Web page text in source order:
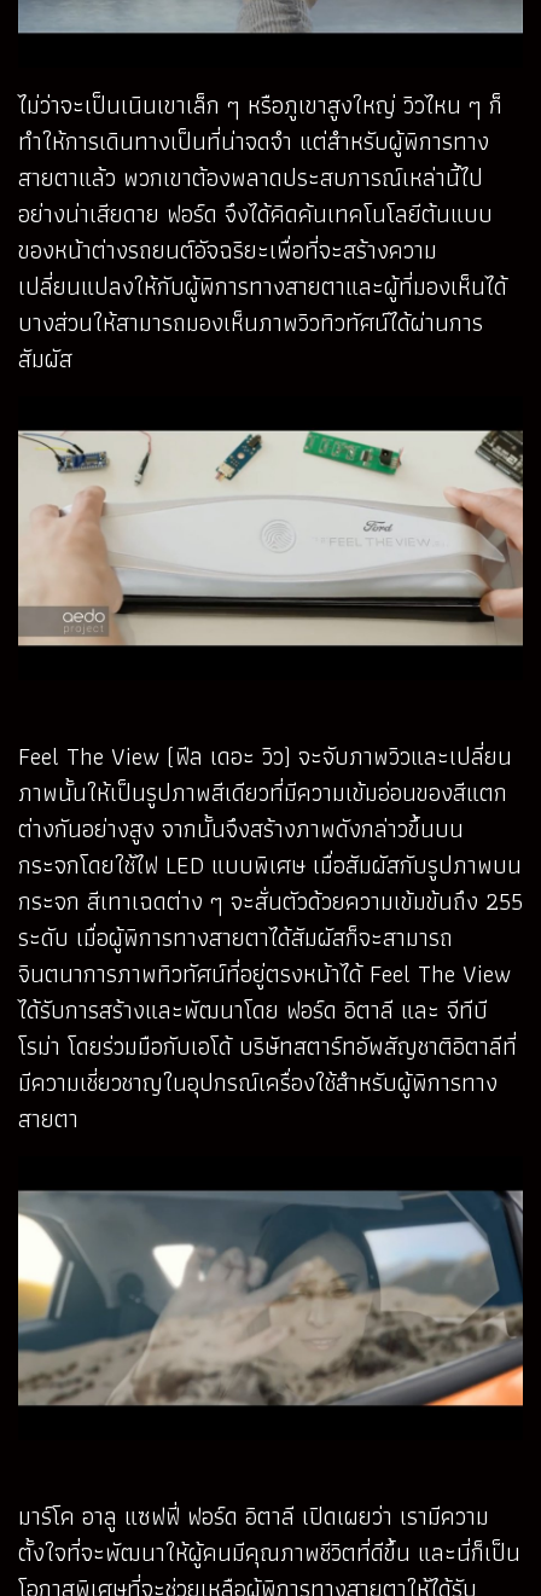
ไม่ว่าจะเป็นเนินเขาเล็ก ๆ หรือภูเขาสูงใหญ่ วิวไหน ๆ ก็
ทำให้การเดินทางเป็นที่น่าจดจำ แต่สำหรับผู้พิการทาง
สายตาแล้ว พวกเขาต้องพลาดประสบการณ์เหล่านี้ไป
อย่างน่าเสียดาย ฟอร์ด จึงได้คิดค้นเทคโนโลยีต้นแบบ
ของหน้าต่างรถยนต์อัจฉริยะเพื่อที่จะสร้างความ
เปลี่ยนแปลงให้กับผู้พิการทางสายตาและผู้ที่มองเห็นได้
บางส่วนให้สามารถมองเห็นภาพวิวทิวทัศน์ได้ผ่านการ
สัมผัส
Feel The View (ฟีล เดอะ วิว) จะจับภาพวิวและเปลี่ยน
ภาพนั้นให้เป็นรูปภาพสีเดียวที่มีความเข้มอ่อนของสีแตก
ต่างกันอย่างสูง จากนั้นจึงสร้างภาพดังกล่าวขึ้นบน
กระจกโดยใช้ไฟ LED แบบพิเศษ เมื่อสัมผัสกับรูปภาพบน
กระจก สีเทาเฉดต่าง ๆ จะสั่นตัวด้วยความเข้มข้นถึง 255
ระดับ เมื่อผู้พิการทางสายตาได้สัมผัสก็จะสามารถ
จินตนาการภาพทิวทัศน์ที่อยู่ตรงหน้าได้ Feel The View
ได้รับการสร้างและพัฒนาโดย ฟอร์ด อิตาลี และ จีทีบี
โรม่า โดยร่วมมือกับเอโด้ บริษัทสตาร์ทอัพสัญชาติอิตาลีที่
มีความเชี่ยวชาญในอุปกรณ์เครื่องใช้สำหรับผู้พิการทาง
สายตา
มาร์โค อาลู แซฟฟี่ ฟอร์ด อิตาลี เปิดเผยว่า เรามีความ
ตั้งใจที่จะพัฒนาให้ผู้คนมีคุณภาพชีวิตที่ดีขึ้น และนี่ก็เป็น
โอกาสพิเศษที่จะช่วยเหลือผู้พิการทางสายตาให้ได้รับ